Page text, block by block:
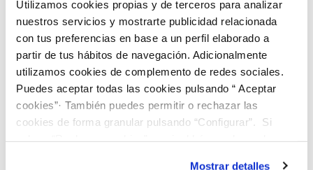
Utilizamos cookies propias y de terceros para analizar
nuestros servicios y mostrarte publicidad relacionada
con tus preferencias en base a un perfil elaborado a
partir de tus hábitos de navegación. Adicionalmente
utilizamos cookies de complemento de redes sociales.
Puedes aceptar todas las cookies pulsando “ Aceptar
cookies”· También puedes permitir o rechazar las
cookies de forma granular pulsando “Configurar”. Si
Mostrar detalles
en la Pobla de Vallbona